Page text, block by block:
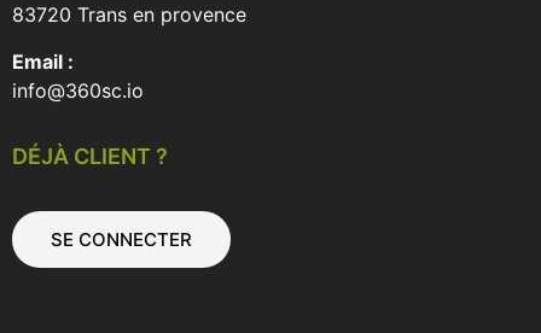
83720 Trans en provence
Email :
info@360sc.io
DÉJÀ CLIENT ?
SE CONNECTER